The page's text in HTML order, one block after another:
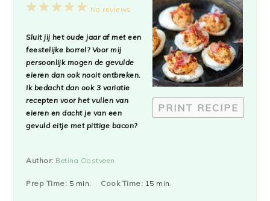
PRINT RECIPE
5
4
3
2
1
No reviews
Sluit jij het oude jaar af met een
feestelijke borrel? Voor mij
persoonlijk mogen de gevulde
eieren dan ook nooit ontbreken.
Ik bedacht dan ook 3 variatie
recepten voor het vullen van
eieren en dacht je van een
gevuld eitje met pittige bacon?
Author: Betina Oostveen
Prep Time: 5 min. Cook Time: 15 min.